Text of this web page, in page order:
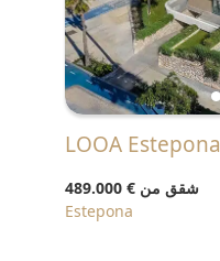
LOOA Estepona
شقق من € 489.000
Estepona